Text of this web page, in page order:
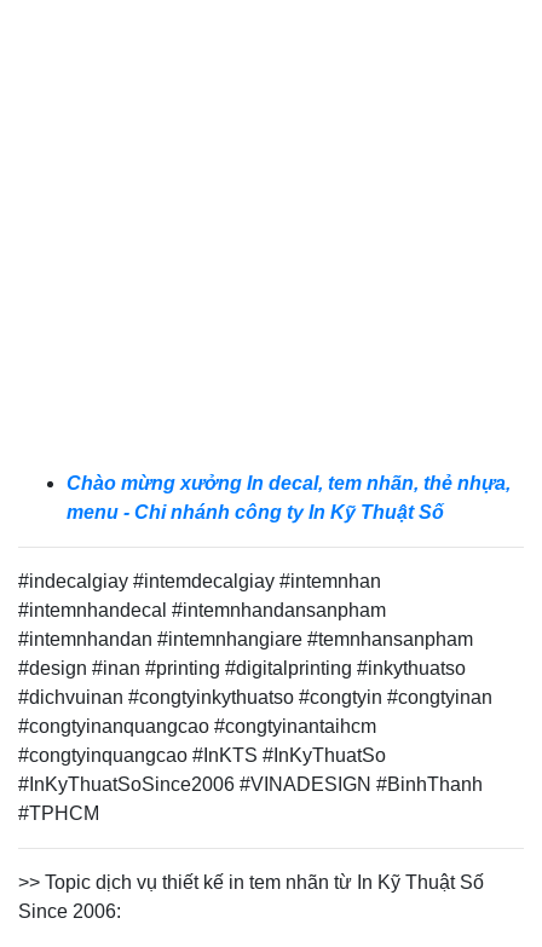
Chào mừng xưởng In decal, tem nhãn, thẻ nhựa,
menu - Chi nhánh công ty In Kỹ Thuật Số
#indecalgiay #intemdecalgiay #intemnhan
#intemnhandecal #intemnhandansanpham
#intemnhandan #intemnhangiare #temnhansanpham
#design #inan #printing #digitalprinting #inkythuatso
#dichvuinan #congtyinkythuatso #congtyin #congtyinan
#congtyinanquangcao #congtyinantaihcm
#congtyinquangcao #InKTS #InKyThuatSo
#InKyThuatSoSince2006 #VINADESIGN #BinhThanh
#TPHCM
>> Topic dịch vụ thiết kế in tem nhãn từ In Kỹ Thuật Số
Since 2006: